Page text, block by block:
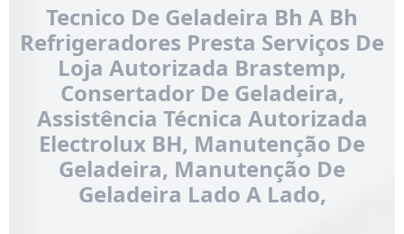
Tecnico De Geladeira Bh A Bh
Refrigeradores Presta Serviços De
Loja Autorizada Brastemp,
Consertador De Geladeira,
Assistência Técnica Autorizada
Electrolux BH, Manutenção De
Geladeira, Manutenção De
Geladeira Lado A Lado,